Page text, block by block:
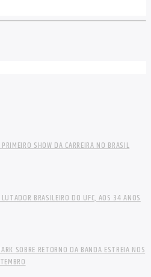
SHOW DA CARREIRA NO BRASIL
BRASILEIRO DO UFC, AOS 34 ANOS
SOBRE RETORNO DA BANDA ESTREIA NOS